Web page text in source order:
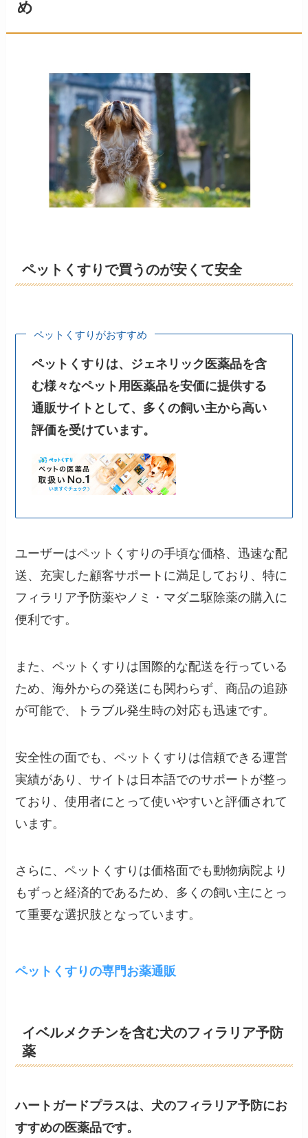
め
ペットくすりで買うのが安くて安全
ペットくすりがおすすめ
ペットくすりは、ジェネリック医薬品を含
む様々なペット用医薬品を安価に提供する
通販サイトとして、多くの飼い主から高い
評価を受けています。
ユーザーはペットくすりの手頃な価格、迅速な配
送、充実した顧客サポートに満足しており、特に
フィラリア予防薬やノミ・マダニ駆除薬の購入に
便利です。
また、ペットくすりは国際的な配送を行っている
ため、海外からの発送にも関わらず、商品の追跡
が可能で、トラブル発生時の対応も迅速です​。
安全性の面でも、ペットくすりは信頼できる運営
実績があり、サイトは日本語でのサポートが整っ
ており、使用者にとって使いやすいと評価されて
います。
さらに、ペットくすりは価格面でも動物病院より
もずっと経済的であるため、多くの飼い主にとっ
て重要な選択肢となっています​。
ペットくすりの専門お薬通販
イベルメクチンを含む犬のフィラリア予防
薬
ハートガードプラスは、犬のフィラリア予防にお
すすめの医薬品です。